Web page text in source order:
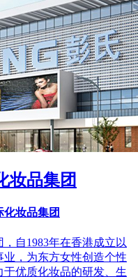
妆品集团
妆品集团
自1983年在香港成立以
，为东方女性创造个性
优质化妆品的研发、生